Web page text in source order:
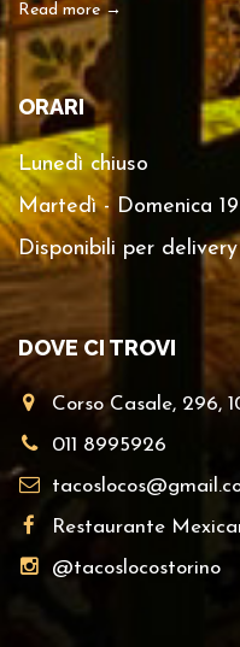
Read more →
ORARI
Lunedì chiuso
Martedì - Domenica
Disponibili per
DOVE CI TROVI
Corso Casale, 296,
011 8995926
Restaurante
@tacoslocostorino